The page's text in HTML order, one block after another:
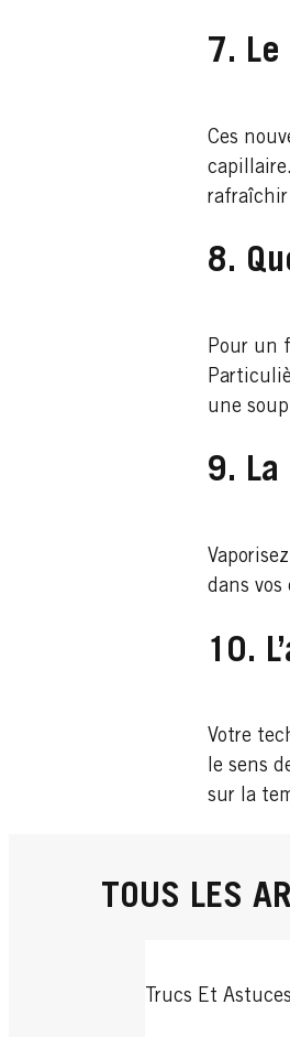
7.
Ces
rafraîchir
8.
Pour un
une
9.
dans
10.
Votre
le sens
sur la
TOUS LES
Trucs Et Astuces